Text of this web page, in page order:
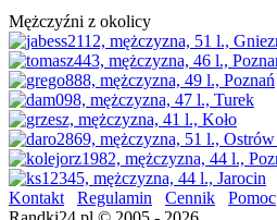
Mężczyźni z okolicy
Kontakt Regulamin Cennik
Pomoc